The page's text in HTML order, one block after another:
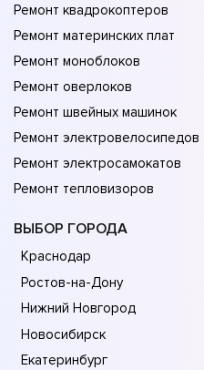
Ремонт квадрокоптеров
Ремонт материнских плат
Ремонт моноблоков
Ремонт оверлоков
Ремонт швейных машинок
Ремонт электровелосипедов
Ремонт электросамокатов
Ремонт тепловизоров
ВЫБОР ГОРОДА
Краснодар
Ростов-на-Дону
Нижний Новгород
Новосибирск
Екатеринбург